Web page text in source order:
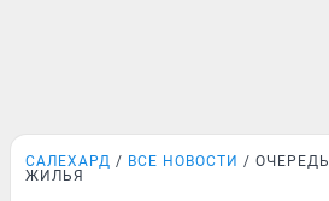
САЛЕХАРД ВСЕ НОВОСТИ
ЖИЛЬЯ